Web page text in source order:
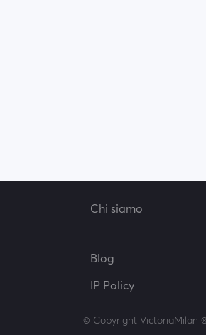
Chi siamo
Blog
IP Policy
© Copyright VictoriaMilan